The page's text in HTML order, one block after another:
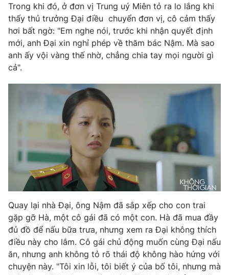
Trong khi đó, ở đơn vị Trung uý Miên tỏ ra lo lắng khi
thấy thủ trưởng Đại điều chuyển đơn vị, cô cảm thấy
hơi bất ngờ: "Em nghe nói, trước khi nhận quyết định
mới, anh Đại xin nghỉ phép về thăm bác Nậm. Mà sao
anh ấy vội vàng thế nhờ, chẳng chia tay mọi người gì
cả".
Quay lại nhà Đại, ông Nậm đã sắp xếp cho con trai
gặp gỡ Hà, một cô gái đã có một con. Hà đã mua đầy
đủ đồ để nấu bữa trưa, nhưng xem ra Đại không thích
điều này cho lắm. Cô gái chủ động muốn cùng Đại nấu
ăn, nhưng anh không tỏ rõ thái độ không hào hứng với
chuyện này. "Tôi xin lỗi, tôi biết ý của bố tôi, nhưng mà